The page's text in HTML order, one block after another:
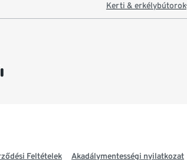
Kerti & erkélybútorok
Feltételek Akadálymentességi nyilatkozat